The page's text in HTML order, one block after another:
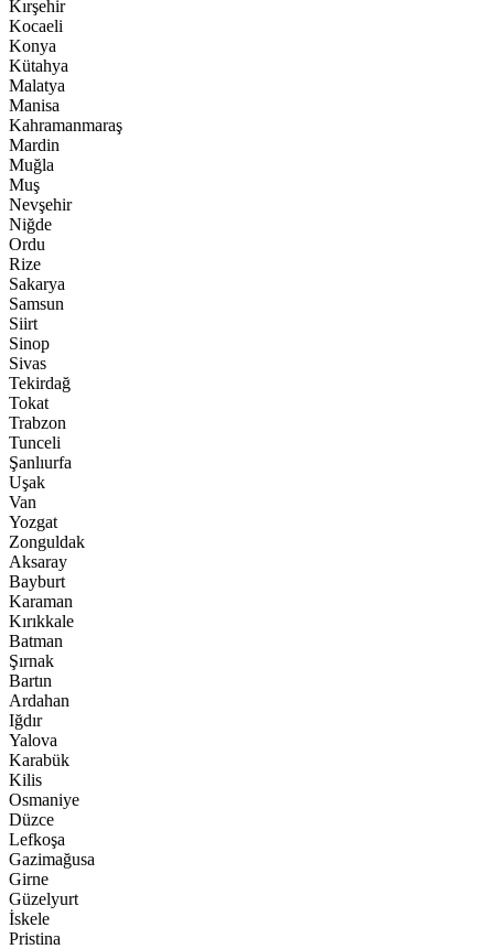
Kırşehir
Kocaeli
Konya
Kütahya
Malatya
Manisa
Kahramanmaraş
Mardin
Muğla
Muş
Nevşehir
Niğde
Ordu
Rize
Sakarya
Samsun
Siirt
Sinop
Sivas
Tekirdağ
Tokat
Trabzon
Tunceli
Şanlıurfa
Uşak
Van
Yozgat
Zonguldak
Aksaray
Bayburt
Karaman
Kırıkkale
Batman
Şırnak
Bartın
Ardahan
Iğdır
Yalova
Karabük
Kilis
Osmaniye
Düzce
Lefkoşa
Gazimağusa
Girne
Güzelyurt
İskele
Pristina